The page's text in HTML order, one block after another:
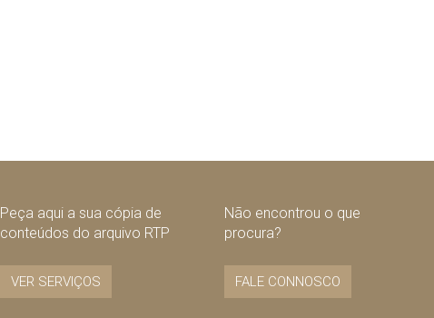
Peça aqui a sua cópia de
conteúdos do arquivo RTP
VER SERVIÇOS
Não encontrou o que
procura?
FALE CONNOSCO